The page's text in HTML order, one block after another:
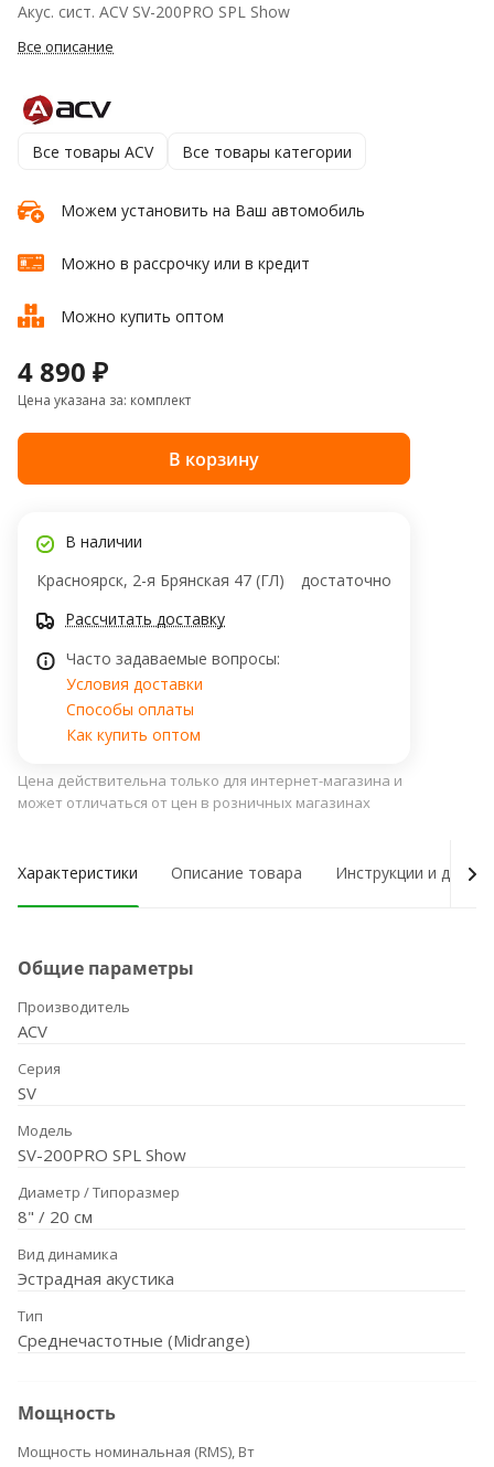
Акус. сист. ACV SV-200PRO SPL Show
Все описание
Все товары ACV Все товары категории
Можем установить на Ваш автомобиль
Можно в рассрочку или в кредит
Можно купить оптом
4 890 ₽
Цена указана за: комплект
В корзину
В наличии
Красноярск, 2-я Брянская 47 (ГЛ)
достаточно
Рассчитать доставку
Часто задаваемые вопросы:
Условия доставки
Способы оплаты
Как купить оптом
Цена действительна только для интернет-магазина и
может отличаться от цен в розничных магазинах
Характеристики Описание товара Инструкции и
Общие параметры
Производитель
ACV
Серия
SV
Модель
SV-200PRO SPL Show
Диаметр / Типоразмер
8" / 20 см
Вид динамика
Эстрадная акустика
Тип
Среднечастотные (Midrange)
Мощность
Мощность номинальная (RMS), Вт